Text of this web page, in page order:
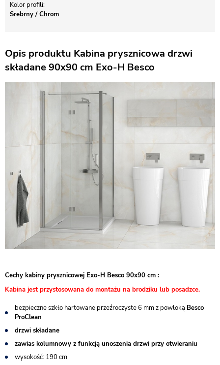
Kolor profili
Srebrny / Chrom
Opis produktu Kabina prysznicowa drzwi
składane 90x90 cm Exo-H Besco
Cechy kabiny prysznicowej Exo-H Besco 90x90 cm :
Kabina jest przystosowana do montażu na brodziku lub posadzce.
bezpieczne szkło hartowane przeźroczyste 6 mm z powłoką Besco
ProClean
drzwi składane
zawias kolumnowy z funkcją unoszenia drzwi przy otwieraniu
wysokość: 190 cm